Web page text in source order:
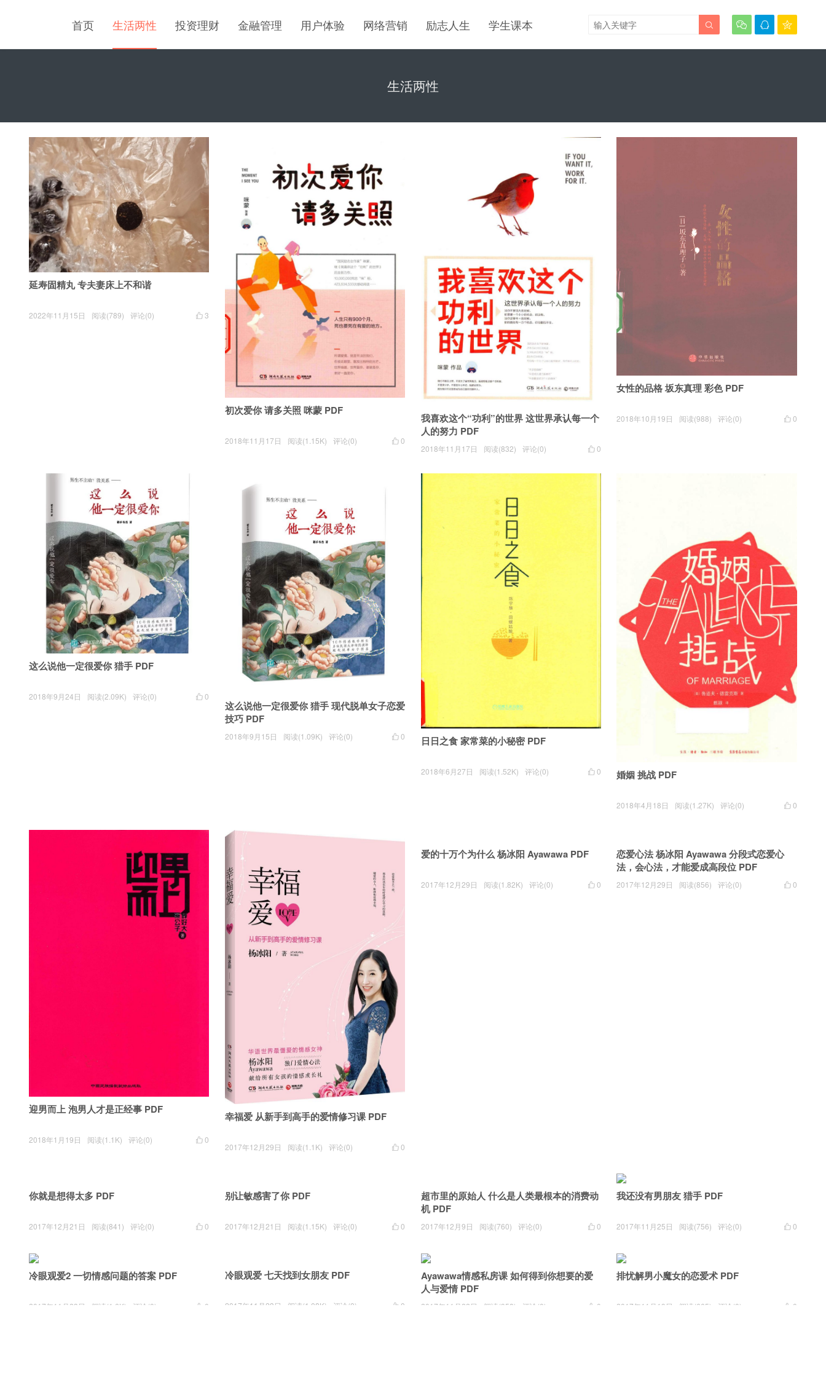
首页 生活两性 投资理财 金融管理 用户体验 网络营销 励志人生 学生课本   

生活两性
延寿固精丸 专夫妻床上不和谐
 3
2022年11月15日 阅读(789) 评论(0)
初次爱你 请多关照 咪蒙 PDF
 0
2018年11月17日 阅读(1.15K) 评论(0)
我喜欢这个“功利”的世界 这世界承认每一个
人的努力 PDF
 0
2018年11月17日 阅读(832) 评论(0)
女性的品格 坂东真理 彩色 PDF
 0
2018年10月19日 阅读(988) 评论(0)
这么说他一定很爱你 猎手 PDF
 0
2018年9月24日 阅读(2.09K) 评论(0)
这么说他一定很爱你 猎手 现代脱单女子恋爱
技巧 PDF
 0
2018年9月15日 阅读(1.09K) 评论(0) 日日之食 家常菜的小秘密 PDF
 0
2018年6月27日 阅读(1.52K) 评论(0) 婚姻 挑战 PDF
 0
2018年4月18日 阅读(1.27K) 评论(0)
迎男而上 泡男人才是正经事 PDF
 0
2018年1月19日 阅读(1.1K) 评论(0)
幸福爱 从新手到高手的爱情修习课 PDF
 0
2017年12月29日 阅读(1.1K) 评论(0)
爱的十万个为什么 杨冰阳 Ayawawa PDF
 0
2017年12月29日 阅读(1.82K) 评论(0)
恋爱心法 杨冰阳 Ayawawa 分段式恋爱心
法，会心法，才能爱成高段位 PDF
 0
2017年12月29日 阅读(856) 评论(0)
你就是想得太多 PDF
 0
2017年12月21日 阅读(841) 评论(0)
超市里的原始人 什么是人类最根本的消费动
机 PDF
 0
2017年12月9日 阅读(760) 评论(0)
我还没有男朋友 猎手 PDF
 0
2017年11月25日 阅读(756) 评论(0)